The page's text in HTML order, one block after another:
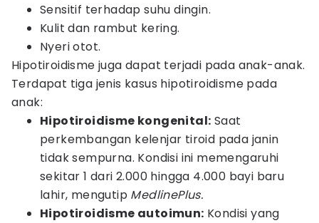
Sensitif terhadap suhu dingin.
Kulit dan rambut kering.
Nyeri otot.
Hipotiroidisme juga dapat terjadi pada anak-anak.
Terdapat tiga jenis kasus hipotiroidisme pada
anak:
Hipotiroidisme kongenital: Saat
perkembangan kelenjar tiroid pada janin
tidak sempurna. Kondisi ini memengaruhi
sekitar 1 dari 2.000 hingga 4.000 bayi baru
lahir, mengutip MedlinePlus.
Hipotiroidisme autoimun: Kondisi yang